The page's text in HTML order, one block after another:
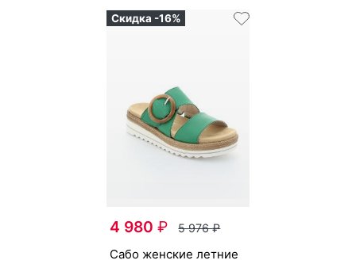
Скидка -16%
4 980₽ 5 976₽
са­бо женс­кие лет­ние